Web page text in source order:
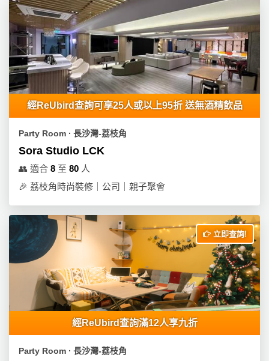
經ReUbird查詢可享25人或以上95折 送無酒精飲品
Party Room ∙ 長沙灣-荔枝角
Sora Studio LCK
👥 適合 8 至 80 人
🎉 荔枝角時尚裝修｜公司｜親子聚會
立即查詢!
經ReUbird查詢滿12人享九折
Party Room ∙ 長沙灣-荔枝角